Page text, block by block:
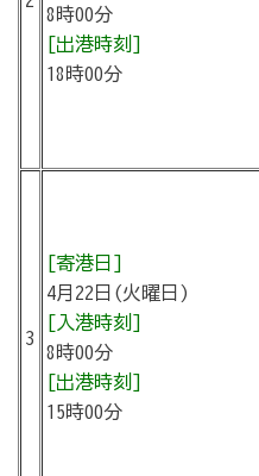
8時00分
[出港時刻]
18時00分
3
[寄港日]
4月22日(火曜日)
[入港時刻]
8時00分
[出港時刻]
15時00分